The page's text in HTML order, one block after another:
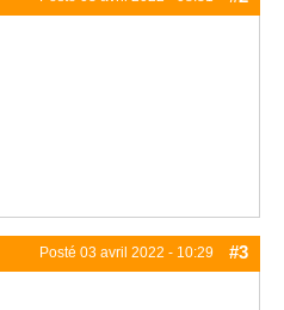
Posté 03 avril 2022 - 10:29 #3